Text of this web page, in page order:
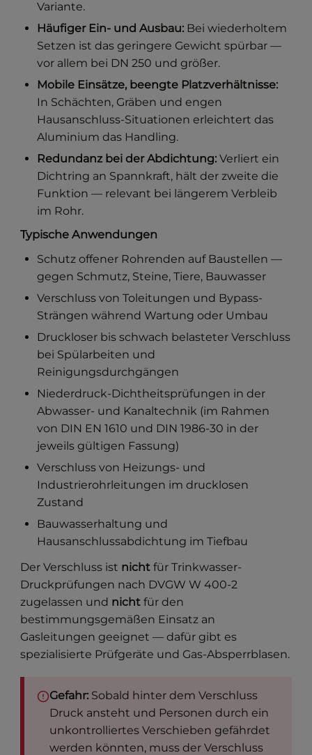
Variante.
Häufiger Ein- und Ausbau: Bei wiederholtem
Setzen ist das geringere Gewicht spürbar —
vor allem bei DN 250 und größer.
Mobile Einsätze, beengte Platzverhältnisse:
In Schächten, Gräben und engen
Hausanschluss-Situationen erleichtert das
Aluminium das Handling.
Redundanz bei der Abdichtung: Verliert ein
Dichtring an Spannkraft, hält der zweite die
Funktion — relevant bei längerem Verbleib
im Rohr.
Typische Anwendungen
Schutz offener Rohrenden auf Baustellen —
gegen Schmutz, Steine, Tiere, Bauwasser
Verschluss von Toleitungen und Bypass-
Strängen während Wartung oder Umbau
Druckloser bis schwach belasteter Verschluss
bei Spülarbeiten und
Reinigungsdurchgängen
Niederdruck-Dichtheitsprüfungen in der
Abwasser- und Kanaltechnik (im Rahmen
von DIN EN 1610 und DIN 1986-30 in der
jeweils gültigen Fassung)
Verschluss von Heizungs- und
Industrierohrleitungen im drucklosen
Zustand
Bauwasserhaltung und
Hausanschlussabdichtung im Tiefbau
Der Verschluss ist nicht für Trinkwasser-
Druckprüfungen nach DVGW W 400-2
zugelassen und nicht für den
bestimmungsgemäßen Einsatz an
Gasleitungen geeignet — dafür gibt es
spezialisierte Prüfgeräte und Gas-Absperrblasen.
Gefahr: Sobald hinter dem Verschluss
Druck ansteht und Personen durch ein
unkontrolliertes Verschieben gefährdet
werden könnten, muss der Verschluss